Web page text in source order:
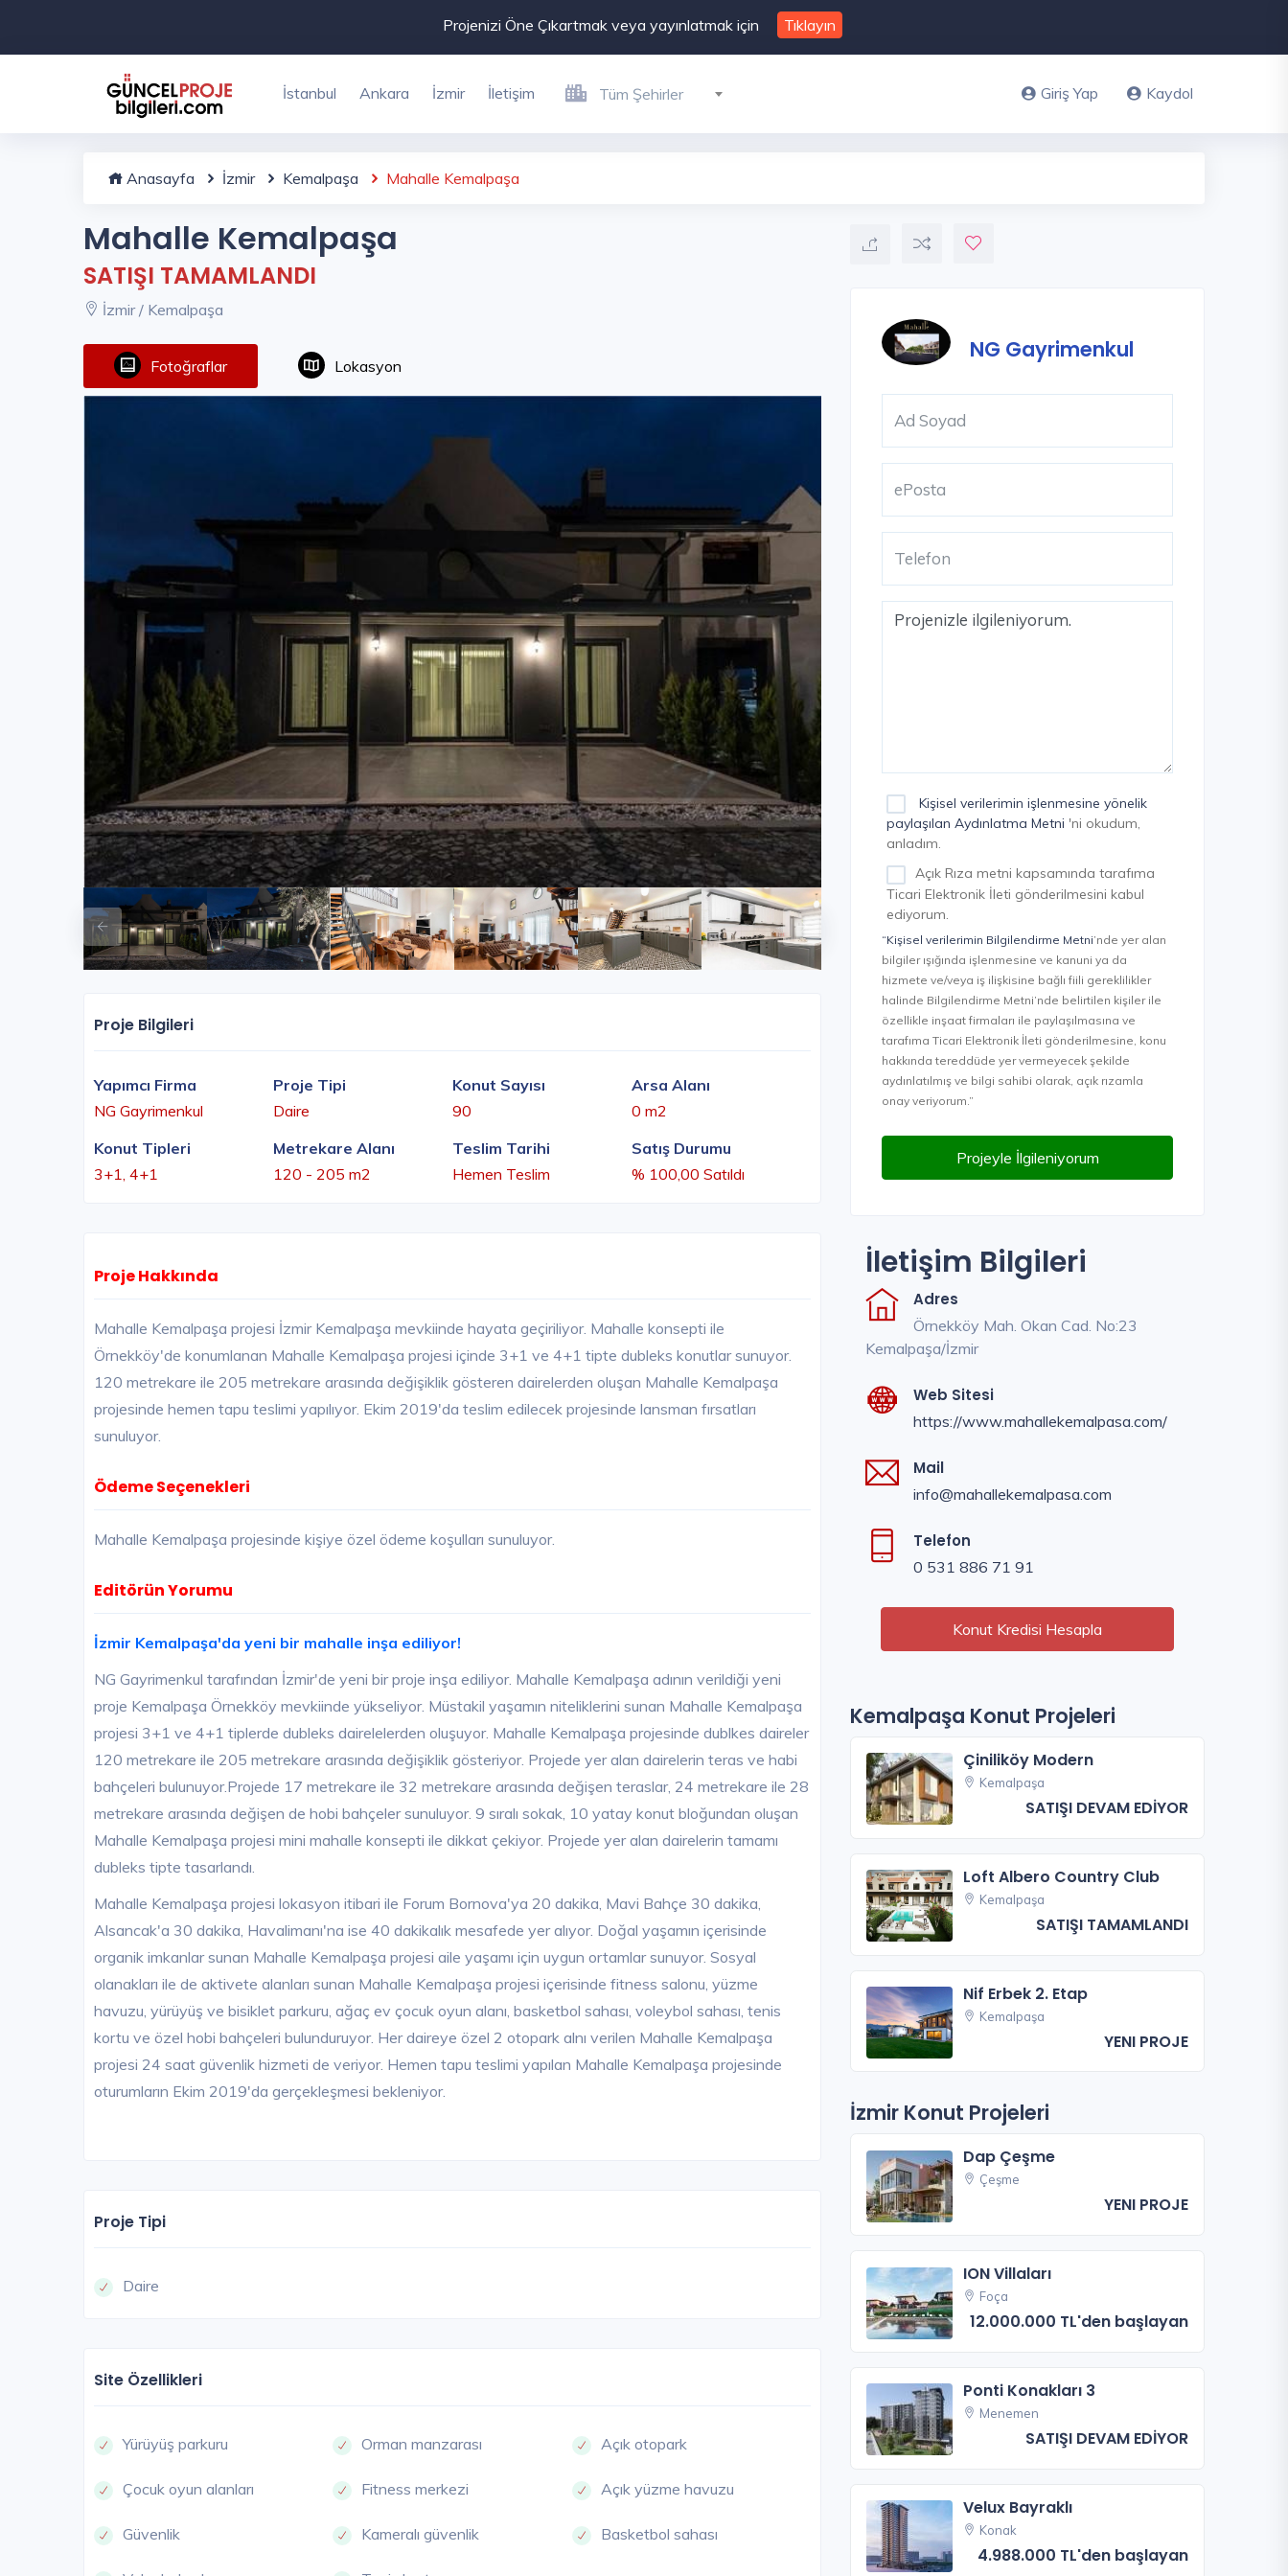
Projenizi Öne Çıkartmak veya yayınlatmak için Tıklayın
İstanbul Ankara İzmir İletişim Tüm Şehirler Giriş Yap Kaydol
Anasayfa İzmir Kemalpaşa Mahalle Kemalpaşa
Mahalle Kemalpaşa
SATIŞI TAMAMLANDI
İzmir / Kemalpaşa
Fotoğraflar Lokasyon
Proje Bilgileri
Yapımcı Firma
NG Gayrimenkul
Proje Tipi
Daire
Konut Sayısı
90
Arsa Alanı
0 m2
Konut Tipleri
3+1, 4+1
Metrekare Alanı
120 - 205 m2
Teslim Tarihi
Hemen Teslim
Satış Durumu
% 100,00 Satıldı
Proje Hakkında
Mahalle Kemalpaşa projesi İzmir Kemalpaşa mevkiinde hayata geçiriliyor. Mahalle konsepti ile
Örnekköy'de konumlanan Mahalle Kemalpaşa projesi içinde 3+1 ve 4+1 tipte dubleks konutlar sunuyor.
120 metrekare ile 205 metrekare arasında değişiklik gösteren dairelerden oluşan Mahalle Kemalpaşa
projesinde hemen tapu teslimi yapılıyor. Ekim 2019'da teslim edilecek projesinde lansman fırsatları
sunuluyor.
Ödeme Seçenekleri
Mahalle Kemalpaşa projesinde kişiye özel ödeme koşulları sunuluyor.
Editörün Yorumu
İzmir Kemalpaşa'da yeni bir mahalle inşa ediliyor!
NG Gayrimenkul tarafından İzmir'de yeni bir proje inşa ediliyor. Mahalle Kemalpaşa adının verildiği yeni
proje Kemalpaşa Örnekköy mevkiinde yükseliyor. Müstakil yaşamın niteliklerini sunan Mahalle Kemalpaşa
projesi 3+1 ve 4+1 tiplerde dubleks dairelelerden oluşuyor. Mahalle Kemalpaşa projesinde dublkes daireler
120 metrekare ile 205 metrekare arasında değişiklik gösteriyor. Projede yer alan dairelerin teras ve habi
bahçeleri bulunuyor.Projede 17 metrekare ile 32 metrekare arasında değişen teraslar, 24 metrekare ile 28
metrekare arasında değişen de hobi bahçeler sunuluyor. 9 sıralı sokak, 10 yatay konut bloğundan oluşan
Mahalle Kemalpaşa projesi mini mahalle konsepti ile dikkat çekiyor. Projede yer alan dairelerin tamamı
dubleks tipte tasarlandı.
Mahalle Kemalpaşa projesi lokasyon itibari ile Forum Bornova'ya 20 dakika, Mavi Bahçe 30 dakika,
Alsancak'a 30 dakika, Havalimanı'na ise 40 dakikalık mesafede yer alıyor. Doğal yaşamın içerisinde
organik imkanlar sunan Mahalle Kemalpaşa projesi aile yaşamı için uygun ortamlar sunuyor. Sosyal
olanakları ile de aktivete alanları sunan Mahalle Kemalpaşa projesi içerisinde fitness salonu, yüzme
havuzu, yürüyüş ve bisiklet parkuru, ağaç ev çocuk oyun alanı, basketbol sahası, voleybol sahası, tenis
kortu ve özel hobi bahçeleri bulunduruyor. Her daireye özel 2 otopark alnı verilen Mahalle Kemalpaşa
projesi 24 saat güvenlik hizmeti de veriyor. Hemen tapu teslimi yapılan Mahalle Kemalpaşa projesinde
oturumların Ekim 2019'da gerçekleşmesi bekleniyor.
Proje Tipi
Daire
Site Özellikleri
Yürüyüş parkuru Orman manzarası Açık otopark
Çocuk oyun alanları Fitness merkezi Açık yüzme havuzu
Güvenlik Kameralı güvenlik Basketbol sahası
NG Gayrimenkul
Kişisel verilerimin işlenmesine yönelik
paylaşılan Aydınlatma Metni 'ni okudum,
anladım.
Açık Rıza metni kapsamında tarafıma
Ticari Elektronik İleti gönderilmesini kabul
ediyorum.
“Kişisel verilerimin Bilgilendirme Metni’nde yer alan
bilgiler ışığında işlenmesine ve kanuni ya da
hizmete ve/veya iş ilişkisine bağlı fiili gereklilikler
halinde Bilgilendirme Metni’nde belirtilen kişiler ile
özellikle inşaat firmaları ile paylaşılmasına ve
tarafıma Ticari Elektronik İleti gönderilmesine, konu
hakkında tereddüde yer vermeyecek şekilde
aydınlatılmış ve bilgi sahibi olarak, açık rızamla
onay veriyorum.”
Projeyle İlgileniyorum
İletişim Bilgileri
Adres
Örnekköy Mah. Okan Cad. No:23
Kemalpaşa/İzmir
Web Sitesi
https://www.mahallekemalpasa.com/
Mail
info@mahallekemalpasa.com
Telefon
0 531 886 71 91
Konut Kredisi Hesapla
Kemalpaşa Konut Projeleri
Çiniliköy Modern
Kemalpaşa
SATIŞI DEVAM EDİYOR
Loft Albero Country Club
Kemalpaşa
SATIŞI TAMAMLANDI
Nif Erbek 2. Etap
Kemalpaşa
YENI PROJE
İzmir Konut Projeleri
Dap Çeşme
Çeşme
YENI PROJE
ION Villaları
Foça
12.000.000 TL'den başlayan
Ponti Konakları 3
Menemen
SATIŞI DEVAM EDİYOR
Velux Bayraklı
Konak
4.988.000 TL'den başlayan